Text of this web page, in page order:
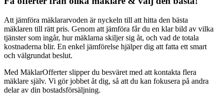
Att jämföra mäklararvoden är nyckeln till att hitta den bästa
mäklaren till rätt pris. Genom att jämföra får du en klar bild av vilka
tjänster som ingår, hur mäklarna skiljer sig åt, och vad de totala
kostnaderna blir. En enkel jämförelse hjälper dig att fatta ett smart
och välgrundat beslut.
Med MäklarOfferter slipper du besväret med att kontakta flera
mäklare själv. Vi gör jobbet åt dig, så att du kan fokusera på andra
delar av din bostadsförsäljning.